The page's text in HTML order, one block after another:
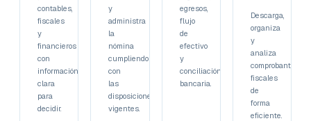
contables,
fiscales
y
financieros
con
información
clara
para
decidir.
y
administra
la
nómina
cumpliendo
con
las
disposiciones
vigentes.
egresos,
flujo
de
efectivo
y
conciliación
bancaria.
Descarga,
organiza
y
analiza
comprobantes
fiscales
de
forma
eficiente.